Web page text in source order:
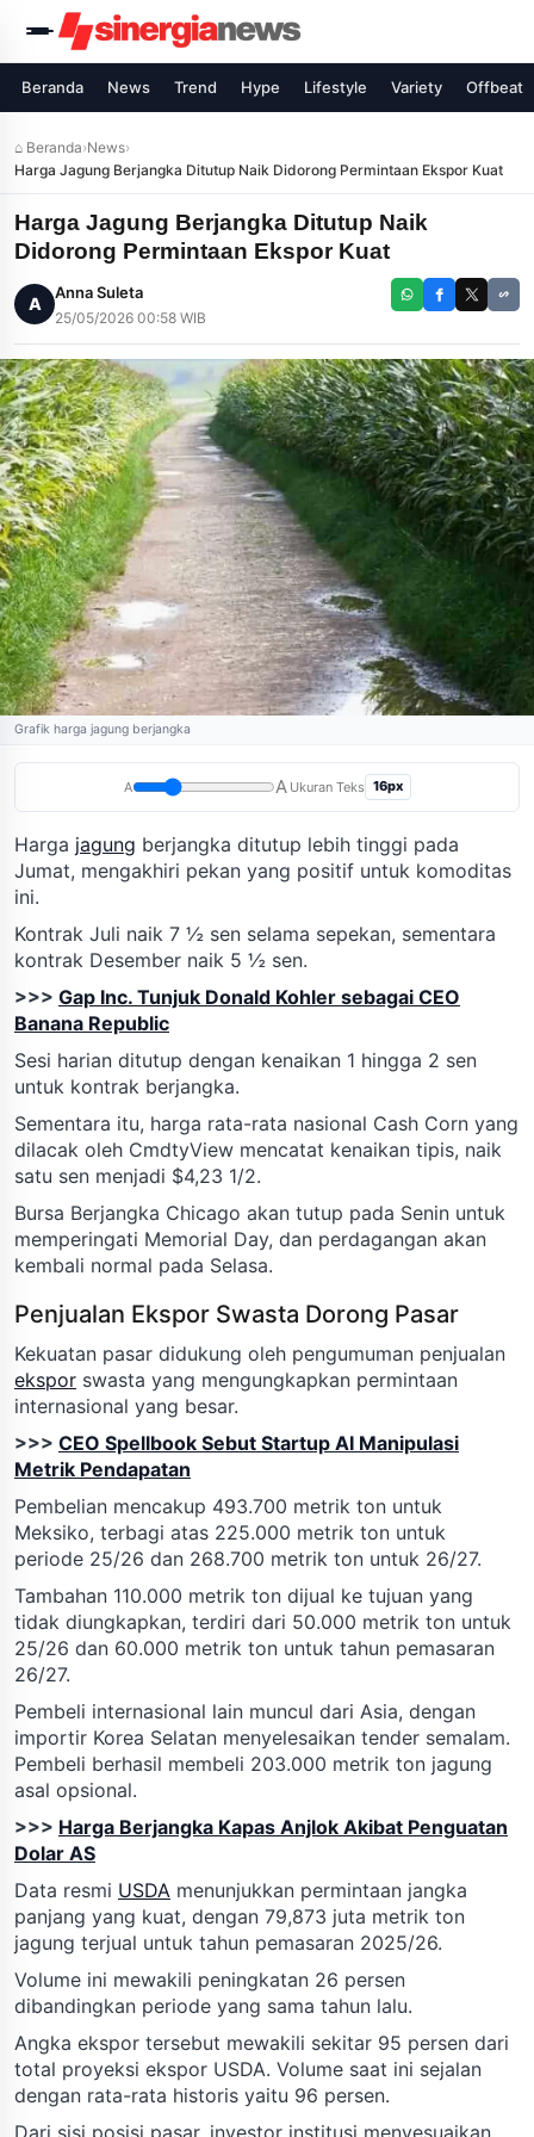
Beranda News Trend Hype Lifestyle Variety Offbeat
⌂ Beranda›News›
Harga Jagung Berjangka Ditutup Naik Didorong Permintaan Ekspor Kuat
Harga Jagung Berjangka Ditutup Naik
Didorong Permintaan Ekspor Kuat
A
Anna Suleta
25/05/2026 00:58 WIB
Grafik harga jagung berjangka
A A Ukuran Teks 16px
Harga jagung berjangka ditutup lebih tinggi pada
Jumat, mengakhiri pekan yang positif untuk komoditas
ini.
Kontrak Juli naik 7 ½ sen selama sepekan, sementara
kontrak Desember naik 5 ½ sen.
>>> Gap Inc. Tunjuk Donald Kohler sebagai CEO
Banana Republic
Sesi harian ditutup dengan kenaikan 1 hingga 2 sen
untuk kontrak berjangka.
Sementara itu, harga rata-rata nasional Cash Corn yang
dilacak oleh CmdtyView mencatat kenaikan tipis, naik
satu sen menjadi $4,23 1/2.
Bursa Berjangka Chicago akan tutup pada Senin untuk
memperingati Memorial Day, dan perdagangan akan
kembali normal pada Selasa.
Penjualan Ekspor Swasta Dorong Pasar
Kekuatan pasar didukung oleh pengumuman penjualan
ekspor swasta yang mengungkapkan permintaan
internasional yang besar.
>>> CEO Spellbook Sebut Startup AI Manipulasi
Metrik Pendapatan
Pembelian mencakup 493.700 metrik ton untuk
Meksiko, terbagi atas 225.000 metrik ton untuk
periode 25/26 dan 268.700 metrik ton untuk 26/27.
Tambahan 110.000 metrik ton dijual ke tujuan yang
tidak diungkapkan, terdiri dari 50.000 metrik ton untuk
25/26 dan 60.000 metrik ton untuk tahun pemasaran
26/27.
Pembeli internasional lain muncul dari Asia, dengan
importir Korea Selatan menyelesaikan tender semalam.
Pembeli berhasil membeli 203.000 metrik ton jagung
asal opsional.
>>> Harga Berjangka Kapas Anjlok Akibat Penguatan
Dolar AS
Data resmi USDA menunjukkan permintaan jangka
panjang yang kuat, dengan 79,873 juta metrik ton
jagung terjual untuk tahun pemasaran 2025/26.
Volume ini mewakili peningkatan 26 persen
dibandingkan periode yang sama tahun lalu.
Angka ekspor tersebut mewakili sekitar 95 persen dari
total proyeksi ekspor USDA. Volume saat ini sejalan
dengan rata-rata historis yaitu 96 persen.
Dari sisi posisi pasar, investor institusi menyesuaikan